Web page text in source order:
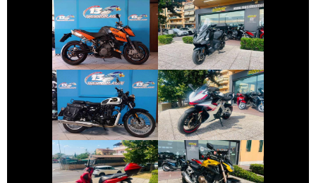
KTM 990-DUKE SYM MAXSYM-TL
BENELLI
IMPERIALE
€ 2.790 €
ZONTES ZT703-
RR
€ 7.190 €
HONDA SH
€ 2.490 €
HONDA CB-F
€ 5.490 €